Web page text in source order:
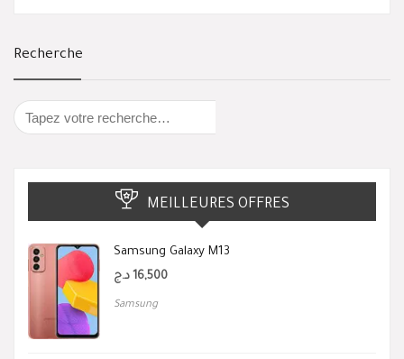
Recherche
MEILLEURES OFFRES
Samsung Galaxy M13
16,500 د.ج
Samsung